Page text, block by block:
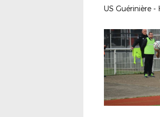
US Guérinière